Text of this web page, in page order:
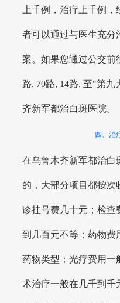
上千例，治疗上千例
者可以通过与医生充分
案。如果您通过公交前
路, 70路, 14路, 至"第
齐新军都治白斑医院。
四、治
在乌鲁木齐新军都治白
的，大部分项目都按次
诊挂号费几十元；检查
到几百元不等；药物费
药物类型；光疗费用一
术治疗一般在几千到千